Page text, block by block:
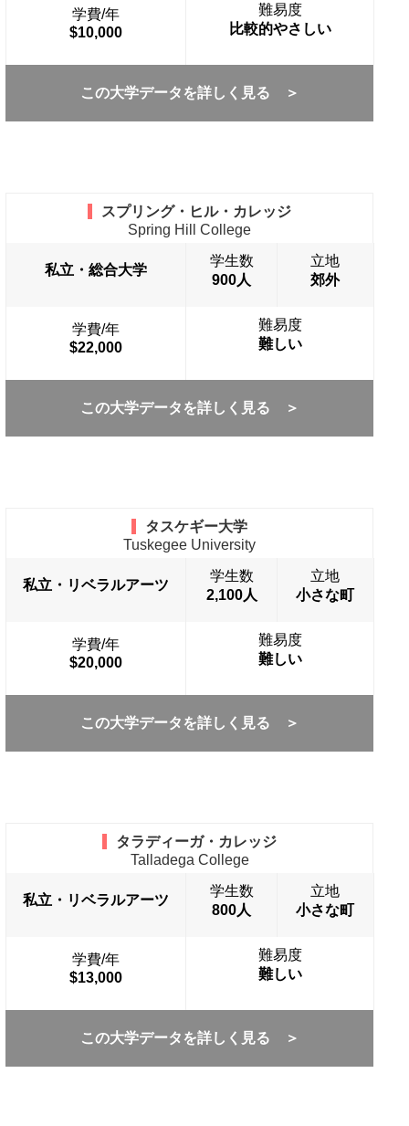
学費/年
$10,000
難易度
比較的やさしい
この大学データを詳しく見る ＞
スプリング・ヒル・カレッジ
Spring Hill College
私立・総合大学
学生数
900人
立地
郊外
学費/年
$22,000
難易度
難しい
この大学データを詳しく見る ＞
タスケギー大学
Tuskegee University
私立・リベラルアーツ
学生数
2,100人
立地
小さな町
学費/年
$20,000
難易度
難しい
この大学データを詳しく見る ＞
タラディーガ・カレッジ
Talladega College
私立・リベラルアーツ
学生数
800人
立地
小さな町
学費/年
$13,000
難易度
難しい
この大学データを詳しく見る ＞